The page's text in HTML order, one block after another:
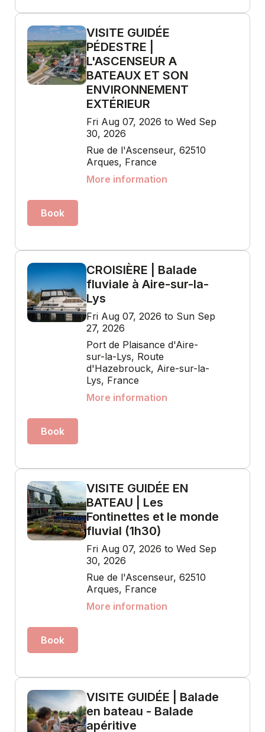
VISITE GUIDÉE
PÉDESTRE |
L'ASCENSEUR A
BATEAUX ET SON
ENVIRONNEMENT
EXTÉRIEUR
Fri Aug 07, 2026 to Wed Sep
30, 2026
Rue de l'Ascenseur, 62510
Arques, France
More information
Book
CROISIÈRE | Balade
fluviale à Aire-sur-la-
Lys
Fri Aug 07, 2026 to Sun Sep
27, 2026
Port de Plaisance d'Aire-
sur-la-Lys, Route
d'Hazebrouck, Aire-sur-la-
Lys, France
More information
Book
VISITE GUIDÉE EN
BATEAU | Les
Fontinettes et le monde
fluvial (1h30)
Fri Aug 07, 2026 to Wed Sep
30, 2026
Rue de l'Ascenseur, 62510
Arques, France
More information
Book
VISITE GUIDÉE | Balade
en bateau - Balade
apéritive